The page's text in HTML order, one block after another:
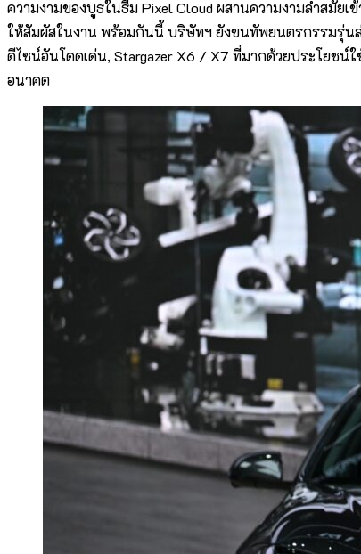
ความงามของบูธในธีม Pixel Cloud ผสานความงามล้ำสมั
ให้สัมผัสในงาน พร้อมกันนี้ บริษัทฯ ยังขนทัพยนตรกรรมรุ่นล่
ดีไซน์อันโดดเด่น, Stargazer X6 / X7 ที่มากด้วยประโยชน์
อนาคต